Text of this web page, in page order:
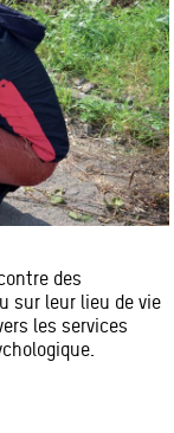
des
sur leur lieu de vie
les services